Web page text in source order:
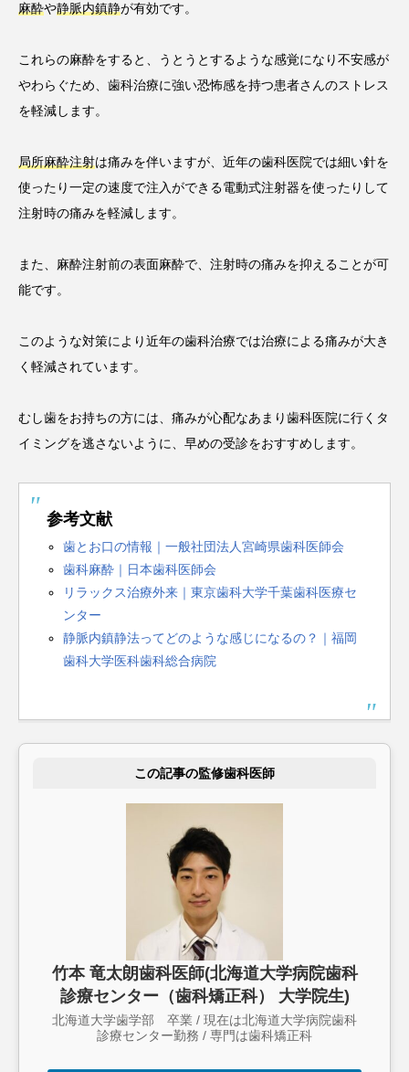
麻酔や静脈内鎮静が有効です。
これらの麻酔をすると、うとうとするような感覚になり不安感が
やわらぐため、歯科治療に強い恐怖感を持つ患者さんのストレス
を軽減します。
局所麻酔注射は痛みを伴いますが、近年の歯科医院では細い針を
使ったり一定の速度で注入ができる電動式注射器を使ったりして
注射時の痛みを軽減します。
また、麻酔注射前の表面麻酔で、注射時の痛みを抑えることが可
能です。
このような対策により近年の歯科治療では治療による痛みが大き
く軽減されています。
むし歯をお持ちの方には、痛みが心配なあまり歯科医院に行くタ
イミングを逃さないように、早めの受診をおすすめします。
参考文献
歯とお口の情報｜一般社団法人宮崎県歯科医師会
歯科麻酔｜日本歯科医師会
リラックス治療外来｜東京歯科大学千葉歯科医療セ
ンター
静脈内鎮静法ってどのような感じになるの？｜福岡
歯科大学医科歯科総合病院
この記事の監修歯科医師
竹本 竜太朗歯科医師(北海道大学病院歯科
診療センター（歯科矯正科） 大学院生)
北海道大学歯学部 卒業 / 現在は北海道大学病院歯科
診療センター勤務 / 専門は歯科矯正科